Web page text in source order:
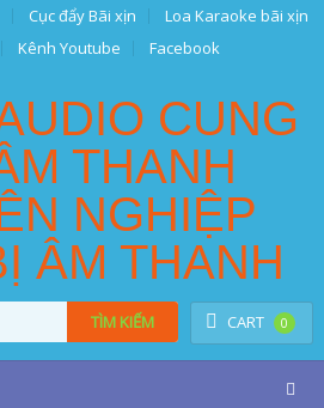
Cục đẩy Bãi xịn
Loa Karaoke bãi xịn
Kênh Youtube Facebook
CART 0
TÌM KIẾM